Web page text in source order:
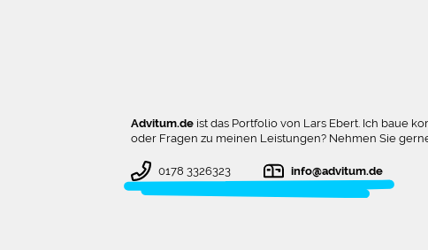
Advitum.de ist das Portfolio von Lars Ebert. Ich baue
oder Fragen zu meinen Leistungen? Nehmen Sie
0178 3326323 info@advitum.de